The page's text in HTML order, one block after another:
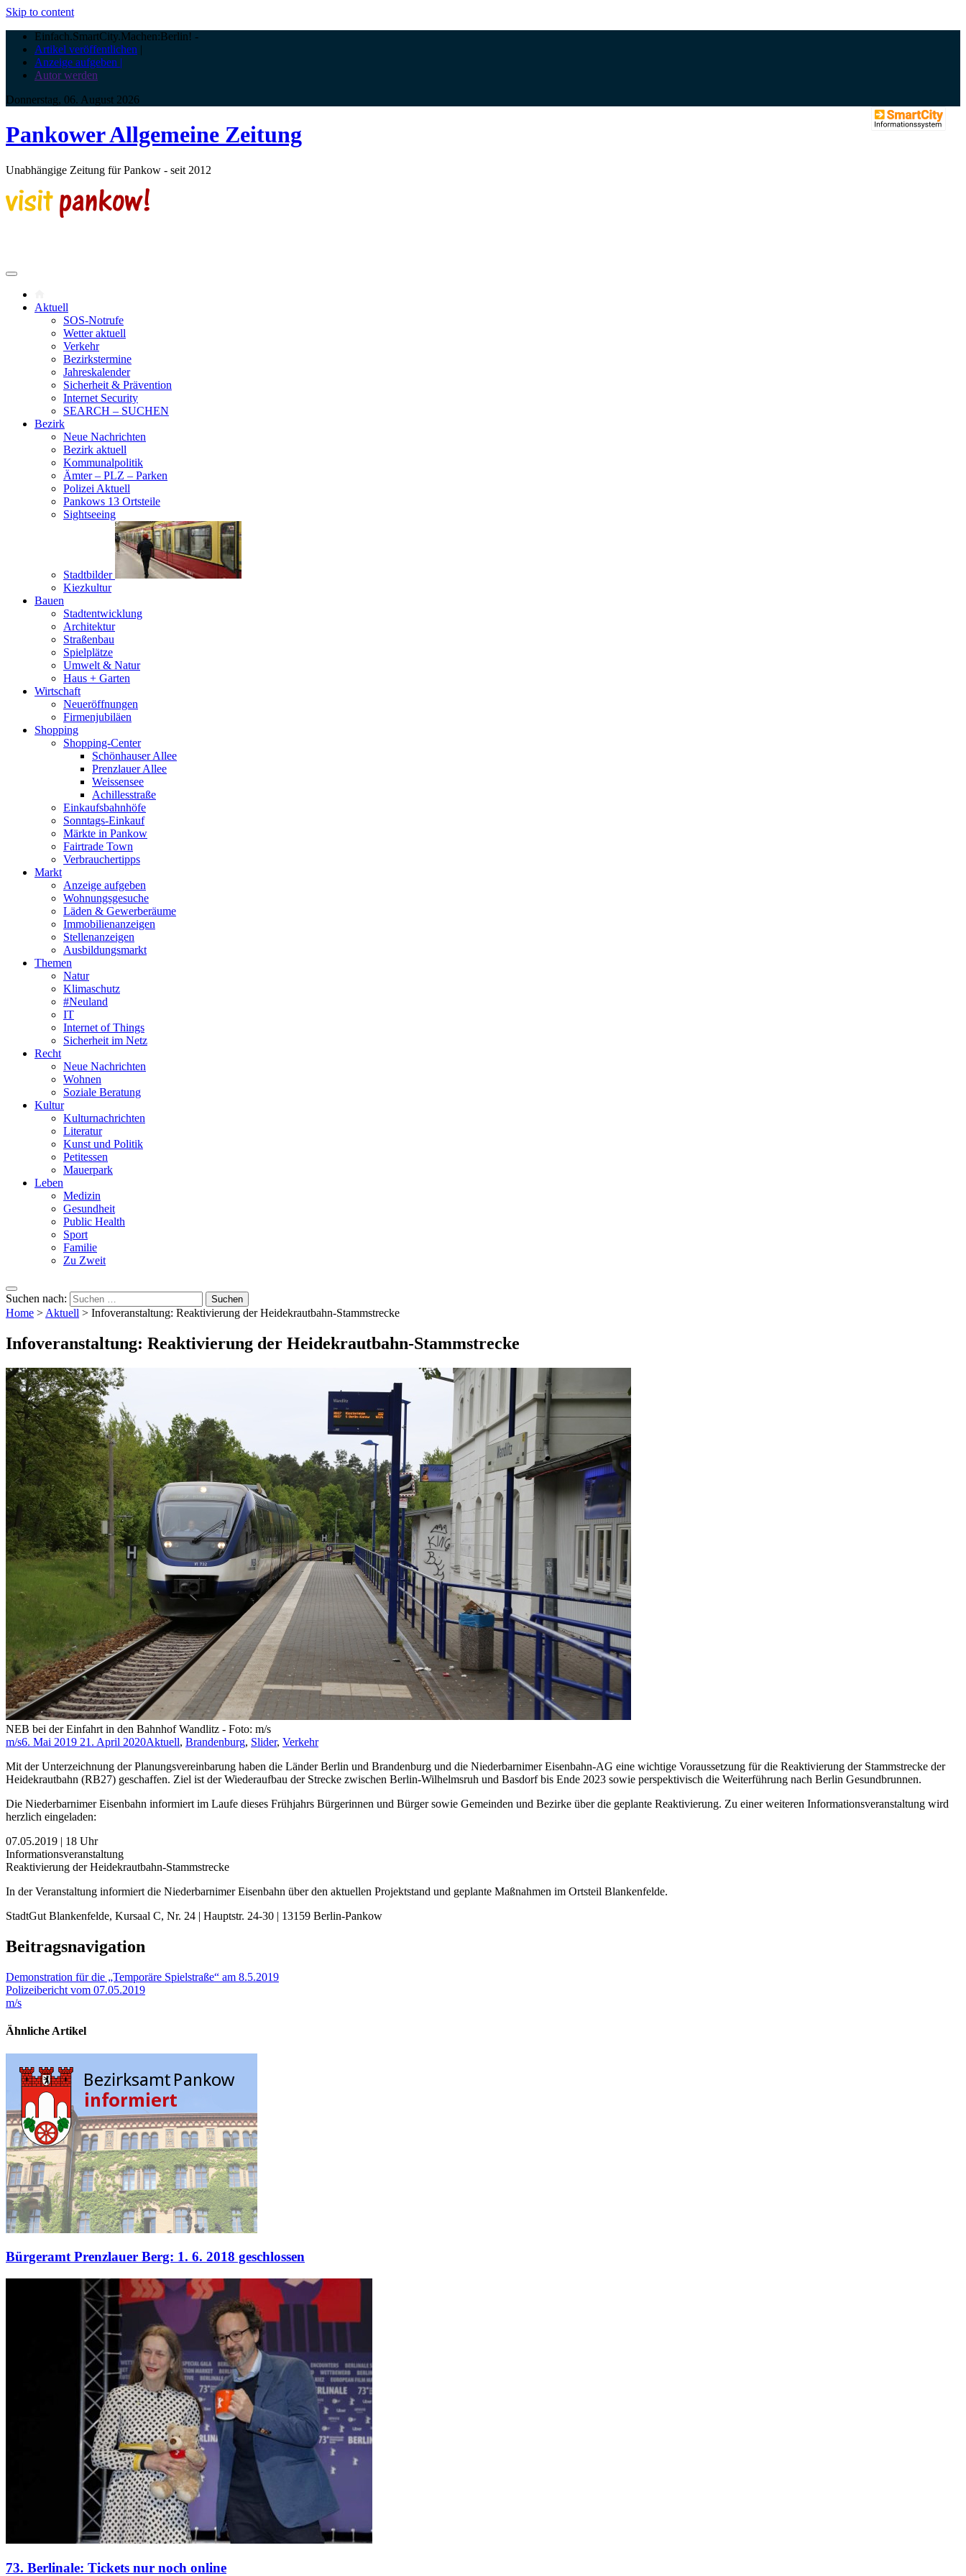
Skip to content
Einfach.SmartCity.Machen:Berlin! -
Artikel veröffentlichen |
Anzeige aufgeben |
Autor werden
Donnerstag, 06. August 2026
Pankower Allgemeine Zeitung
Unabhängige Zeitung für Pankow - seit 2012
Aktuell
SOS-Notrufe
Wetter aktuell
Verkehr
Bezirkstermine
Jahreskalender
Sicherheit & Prävention
Internet Security
SEARCH – SUCHEN
Bezirk
Neue Nachrichten
Bezirk aktuell
Kommunalpolitik
Ämter – PLZ – Parken
Polizei Aktuell
Pankows 13 Ortsteile
Sightseeing
Stadtbilder
Kiezkultur
Bauen
Stadtentwicklung
Architektur
Straßenbau
Spielplätze
Umwelt & Natur
Haus + Garten
Wirtschaft
Neueröffnungen
Firmenjubiläen
Shopping
Shopping-Center
Schönhauser Allee
Prenzlauer Allee
Weissensee
Achillesstraße
Einkaufsbahnhöfe
Sonntags-Einkauf
Märkte in Pankow
Fairtrade Town
Verbrauchertipps
Markt
Anzeige aufgeben
Wohnungsgesuche
Läden & Gewerberäume
Immobilienanzeigen
Stellenanzeigen
Ausbildungsmarkt
Themen
Natur
Klimaschutz
#Neuland
IT
Internet of Things
Sicherheit im Netz
Recht
Neue Nachrichten
Wohnen
Soziale Beratung
Kultur
Kulturnachrichten
Literatur
Kunst und Politik
Petitessen
Mauerpark
Leben
Medizin
Gesundheit
Public Health
Sport
Familie
Zu Zweit
Suchen nach:
Home >Aktuell > Infoveranstaltung: Reaktivierung der Heidekrautbahn-Stammstrecke
Infoveranstaltung: Reaktivierung der Heidekrautbahn-Stammstrecke
NEB bei der Einfahrt in den Bahnhof Wandlitz - Foto: m/s
m/s6. Mai 2019 21. April 2020Aktuell, Brandenburg, Slider, Verkehr
Mit der Unterzeichnung der Planungsvereinbarung haben die Länder Berlin und Brandenburg und die Niederbarnimer Eisenbahn-AG eine wichtige Voraussetzung für die Reaktivierung der Stammstrecke der
Heidekrautbahn (RB27) geschaffen. Ziel ist der Wiederaufbau der Strecke zwischen Berlin-Wilhelmsruh und Basdorf bis Ende 2023 sowie perspektivisch die Weiterführung nach Berlin Gesundbrunnen.
Die Niederbarnimer Eisenbahn informiert im Laufe dieses Frühjahrs Bürgerinnen und Bürger sowie Gemeinden und Bezirke über die geplante Reaktivierung. Zu einer weiteren Informationsveranstaltung wird
herzlich eingeladen:
07.05.2019 | 18 Uhr
Informationsveranstaltung
Reaktivierung der Heidekrautbahn-Stammstrecke
In der Veranstaltung informiert die Niederbarnimer Eisenbahn über den aktuellen Projektstand und geplante Maßnahmen im Ortsteil Blankenfelde.
StadtGut Blankenfelde, Kursaal C, Nr. 24 | Hauptstr. 24-30 | 13159 Berlin-Pankow
Beitragsnavigation
Demonstration für die „Temporäre Spielstraße“ am 8.5.2019
Polizeibericht vom 07.05.2019
m/s
Ähnliche Artikel
Bürgeramt Prenzlauer Berg: 1. 6. 2018 geschlossen
73. Berlinale: Tickets nur noch online